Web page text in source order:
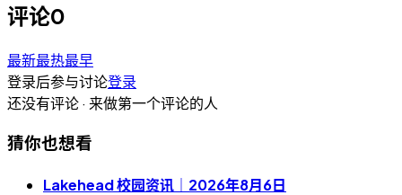
评论0
最新最热最早
登录后参与讨论登录
还没有评论 · 来做第一个评论的人
猜你也想看
Lakehead 校园资讯｜2026年8月6日